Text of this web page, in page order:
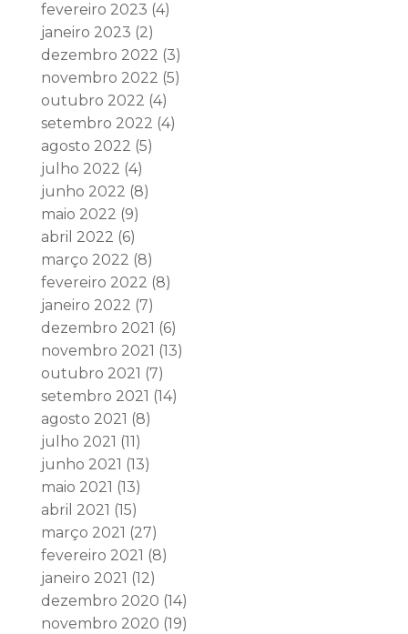
fevereiro 2023 (4)
janeiro 2023 (2)
dezembro 2022 (3)
novembro 2022 (5)
outubro 2022 (4)
setembro 2022 (4)
agosto 2022 (5)
julho 2022 (4)
junho 2022 (8)
maio 2022 (9)
abril 2022 (6)
março 2022 (8)
fevereiro 2022 (8)
janeiro 2022 (7)
dezembro 2021 (6)
novembro 2021 (13)
outubro 2021 (7)
setembro 2021 (14)
agosto 2021 (8)
julho 2021 (11)
junho 2021 (13)
maio 2021 (13)
abril 2021 (15)
março 2021 (27)
fevereiro 2021 (8)
janeiro 2021 (12)
dezembro 2020 (14)
novembro 2020 (19)